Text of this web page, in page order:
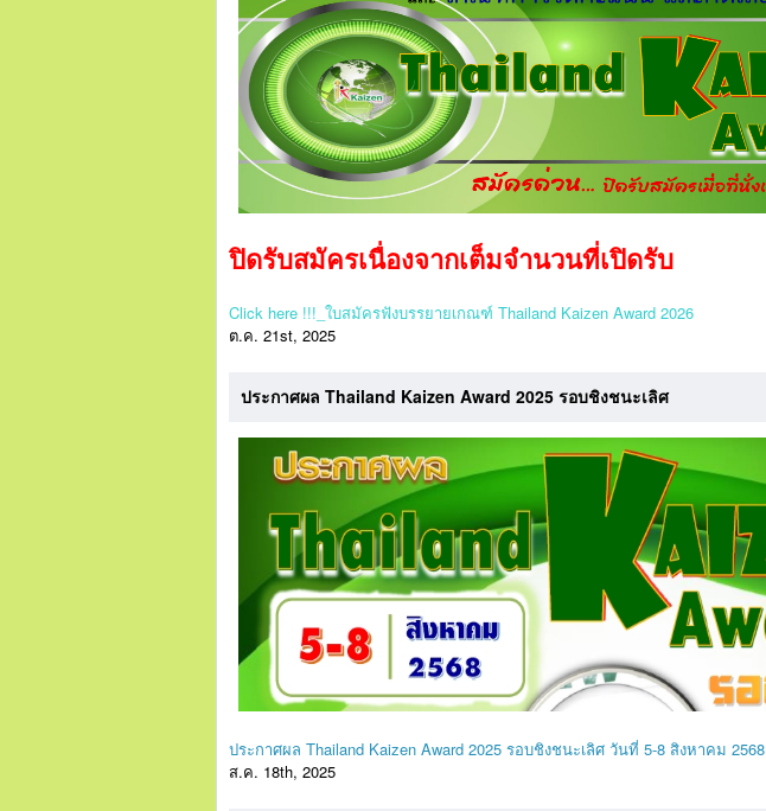
ปิดรับสมัครเนื่องจากเต็มจำนวนที่เปิดรับ
Click here !!!_ใบสมัครฟังบรรยายเกณฑ์ Thailand Kaizen Award 2026
ต.ค. 21st, 2025
ประกาศผล Thailand Kaizen Award 2025 รอบชิงชนะเลิศ
ประกาศผล Thailand Kaizen Award 2025 รอบชิงชนะเลิศ วันที่ 5-8 สิงหาคม 2568
ส.ค. 18th, 2025